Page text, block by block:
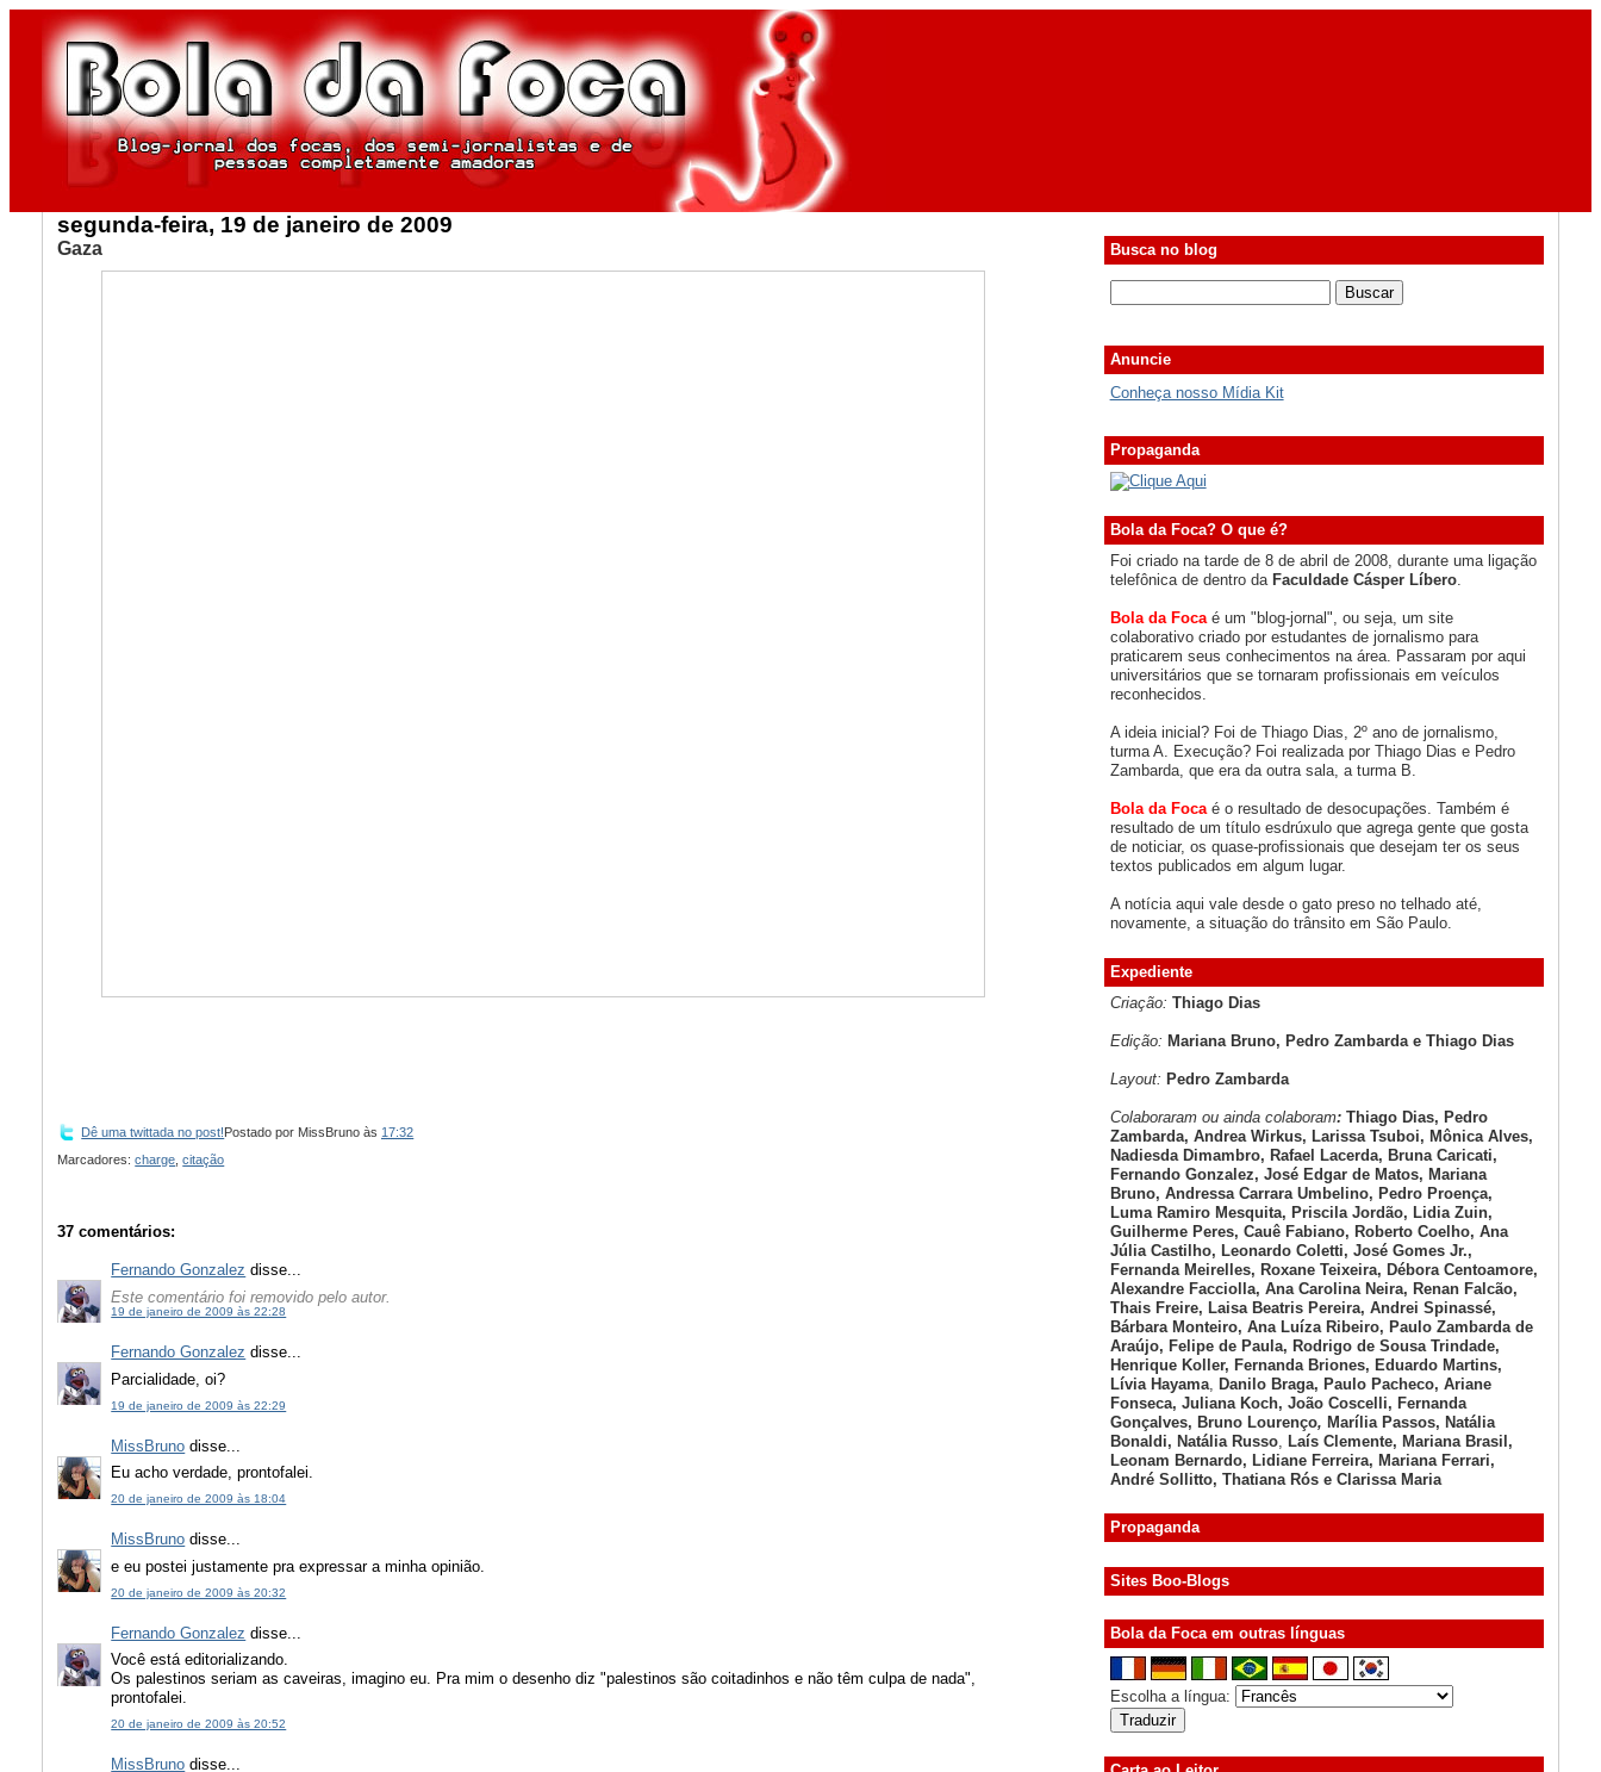
segunda-feira, 19 de janeiro de 2009
Gaza
Dê uma twittada no post! Postado por MissBruno às 17:32
Marcadores:charge ,citação
37 comentários:
Fernando Gonzalez disse...
Este comentário foi removido pelo autor.
19 de janeiro de 2009 às 22:28
Fernando Gonzalez disse...
Parcialidade, oi?
19 de janeiro de 2009 às 22:29
MissBruno disse...
Eu acho verdade, prontofalei.
20 de janeiro de 2009 às 18:04
MissBruno disse...
e eu postei justamente pra expressar a minha opinião.
20 de janeiro de 2009 às 20:32
Fernando Gonzalez disse...
Você está editorializando.
Os palestinos seriam as caveiras, imagino eu. Pra mim o desenho diz "palestinos são coitadinhos e não têm culpa de nada",
prontofalei.
20 de janeiro de 2009 às 20:52
MissBruno disse...
Busca no blog
Anuncie
Conheça nosso Mídia Kit
Propaganda
Bola da Foca? O que é?
Foi criado na tarde de 8 de abril de 2008, durante uma ligação
telefônica de dentro da Faculdade Cásper Líbero.
Bola da Foca é um "blog-jornal", ou seja, um site
colaborativo criado por estudantes de jornalismo para
praticarem seus conhecimentos na área. Passaram por aqui
universitários que se tornaram profissionais em veículos
reconhecidos.
A ideia inicial? Foi de Thiago Dias, 2º ano de jornalismo,
turma A. Execução? Foi realizada por Thiago Dias e Pedro
Zambarda, que era da outra sala, a turma B.
Bola da Focaé o resultado de desocupações. Também é
resultado de um título esdrúxulo que agrega gente que gosta
de noticiar, os quase-profissionais que desejam ter os seus
textos publicados em algum lugar.
A notícia aqui vale desde o gato preso no telhado até,
novamente, a situação do trânsito em São Paulo.
Expediente
Criação: Thiago Dias
Edição: Mariana Bruno, Pedro Zambarda e Thiago Dias
Layout: Pedro Zambarda
Colaboraram ou ainda colaboram: Thiago Dias, Pedro
Zambarda, Andrea Wirkus, Larissa Tsuboi, Mônica Alves,
Nadiesda Dimambro, Rafael Lacerda, Bruna Caricati,
Fernando Gonzalez, José Edgar de Matos, Mariana
Bruno, Andressa Carrara Umbelino, Pedro Proença,
Luma Ramiro Mesquita, Priscila Jordão, Lidia Zuin,
Guilherme Peres, Cauê Fabiano, Roberto Coelho, Ana
Júlia Castilho, Leonardo Coletti, José Gomes Jr.,
Fernanda Meirelles, Roxane Teixeira, Débora Centoamore,
Alexandre Facciolla, Ana Carolina Neira, Renan Falcão,
Thais Freire, Laisa Beatris Pereira, Andrei Spinassé,
Bárbara Monteiro, Ana Luíza Ribeiro, Paulo Zambarda de
Araújo, Felipe de Paula, Rodrigo de Sousa Trindade,
Henrique Koller, Fernanda Briones, Eduardo Martins,
Lívia Hayama, Danilo Braga, Paulo Pacheco, Ariane
Fonseca, Juliana Koch, João Coscelli, Fernanda
Gonçalves, Bruno Lourenço, Marília Passos, Natália
Bonaldi, Natália Russo, Laís Clemente, Mariana Brasil,
Leonam Bernardo, Lidiane Ferreira, Mariana Ferrari,
André Sollitto, Thatiana Rós e Clarissa Maria
Propaganda
Sites Boo-Blogs
Bola da Foca em outras línguas
Escolha a língua: